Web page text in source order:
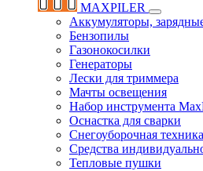
MAXPILER
Аккумуляторы,
Бензопилы
Газонокосилки
Генераторы
Лески для триммера
Мачты освещения
Набор инструмента
Оснастка для сварки
Снегоуборочная техника
Средства
Тепловые пушки